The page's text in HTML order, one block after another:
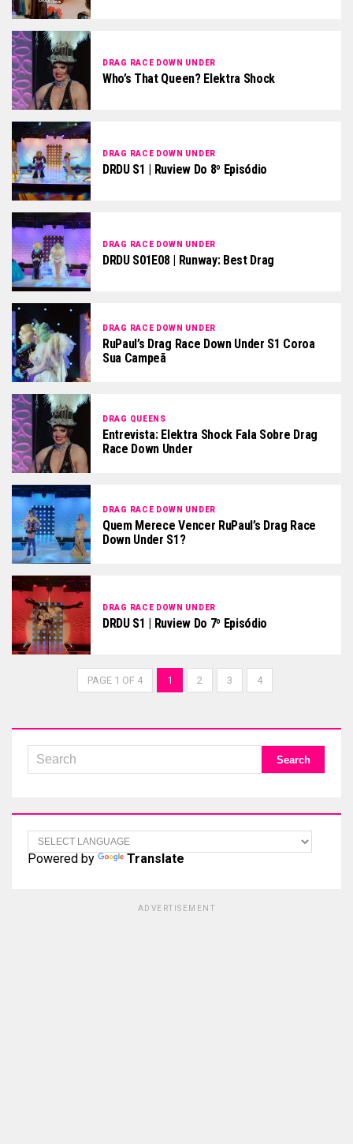
DRAG RACE DOWN UNDER
Who’s That Queen? Elektra Shock
DRAG RACE DOWN UNDER
DRDU S1 | Ruview Do 8º Episódio
DRAG RACE DOWN UNDER
DRDU S01E08 | Runway: Best Drag
DRAG RACE DOWN UNDER
RuPaul’s Drag Race Down Under S1 Coroa
Sua Campeã
DRAG QUEENS
Entrevista: Elektra Shock Fala Sobre Drag
Race Down Under
DRAG RACE DOWN UNDER
Quem Merece Vencer RuPaul’s Drag Race
Down Under S1?
DRAG RACE DOWN UNDER
DRDU S1 | Ruview Do 7º Episódio
PAGE 1 OF 4 1 2 3 4
Powered by Translate
ADVERTISEMENT